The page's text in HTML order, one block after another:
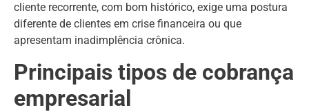
cliente recorrente, com bom histórico, exige uma postura
diferente de clientes em crise financeira ou que
apresentam inadimplência crônica.
Principais tipos de cobrança
empresarial